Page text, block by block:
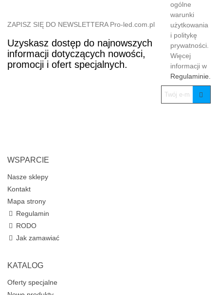
ZAPISZ SIĘ DO NEWSLETTERA Pro-led.com.pl
Uzyskasz dostęp do najnowszych
informacji dotyczących nowości,
promocji i ofert specjalnych.
ogólne
warunki
użytkowania
i politykę
prywatności.
Więcej
informacji w
Regulaminie.
WSPARCIE
Nasze sklepy
Kontakt
Mapa strony
Regulamin
RODO
Jak zamawiać
KATALOG
Oferty specjalne